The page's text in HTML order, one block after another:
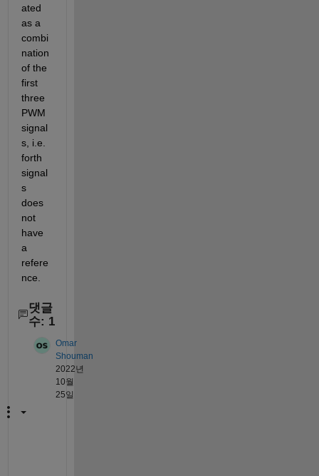
ated
as a
combi
nation
of the
first
three
PWM
signal
s, i.e.
forth
signal
s
does
not
have
a
refere
nce.
댓글
수: 1
Omar
Shouman
2022년
10월
25일